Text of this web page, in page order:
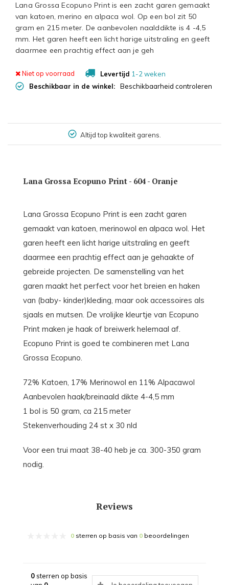
Lana Grossa Ecopuno Print is een zacht garen gemaakt
van katoen, merino en alpaca wol. Op een bol zit 50
gram en 215 meter. De aanbevolen naalddikte is 4 -4,5
mm. Het garen heeft een licht harige uitstraling en geeft
daarmee een prachtig effect aan je geh
Niet op voorraad Levertijd 1-2 weken
Beschikbaar in de winkel:
Beschikbaarheid controleren
Altijd top kwaliteit garens.
Lana Grossa Ecopuno Print - 604 - Oranje
Lana Grossa Ecopuno Print is een zacht garen
gemaakt van katoen, merinowol en alpaca wol. Het
garen heeft een licht harige uitstraling en geeft
daarmee een prachtig effect aan je gehaakte of
gebreide projecten. De samenstelling van het
garen maakt het perfect voor het breien en haken
van (baby- kinder)kleding, maar ook accessoires als
sjaals en mutsen. De vrolijke kleurtje van Ecopuno
Print maken je haak of breiwerk helemaal af.
Ecopuno Print is goed te combineren met Lana
Grossa Ecopuno.
72% Katoen, 17% Merinowol en 11% Alpacawol
Aanbevolen haak/breinaald dikte 4-4,5 mm
1 bol is 50 gram, ca 215 meter
Stekenverhouding 24 st x 30 nld
Voor een trui maat 38-40 heb je ca. 300-350 gram
nodig.
Reviews
0 sterren op basis van 0 beoordelingen
0sterren op basis